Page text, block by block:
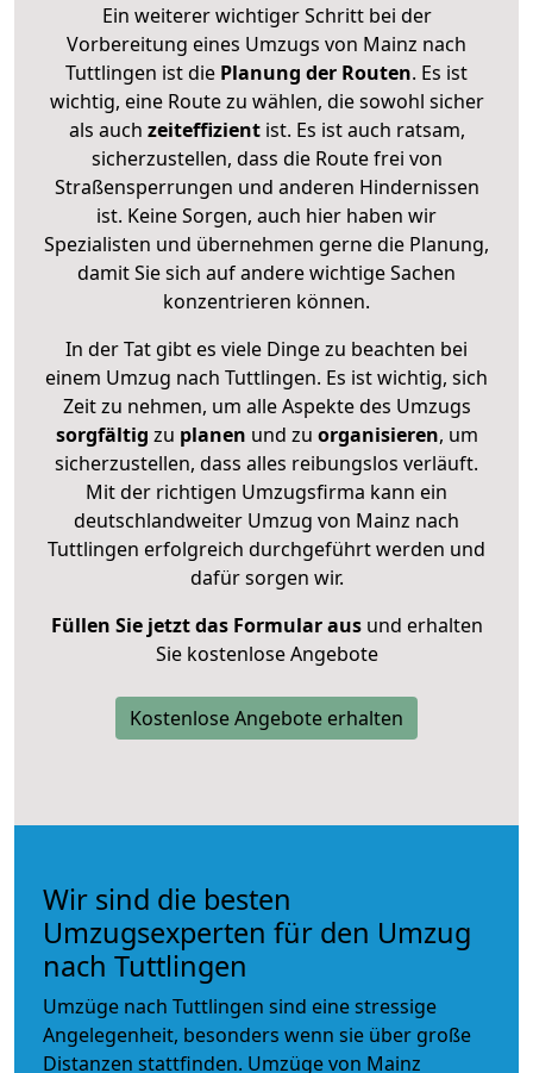
Ein weiterer wichtiger Schritt bei der
Vorbereitung eines Umzugs von Mainz nach
Tuttlingen ist die Planung der Routen. Es ist
wichtig, eine Route zu wählen, die sowohl sicher
als auch zeiteffizientist. Es ist auch ratsam,
sicherzustellen, dass die Route frei von
Straßensperrungen und anderen Hindernissen
ist. Keine Sorgen, auch hier haben wir
Spezialisten und übernehmen gerne die Planung,
damit Sie sich auf andere wichtige Sachen
konzentrieren können.
In der Tat gibt es viele Dinge zu beachten bei
einem Umzug nach Tuttlingen. Es ist wichtig, sich
Zeit zu nehmen, um alle Aspekte des Umzugs
sorgfältig zu planen und zu organisieren, um
sicherzustellen, dass alles reibungslos verläuft.
Mit der richtigen Umzugsfirma kann ein
deutschlandweiter Umzug von Mainz nach
Tuttlingen erfolgreich durchgeführt werden und
dafür sorgen wir.
Füllen Sie jetzt das Formular ausund erhalten
Sie kostenlose Angebote
Kostenlose Angebote erhalten
Wir sind die besten
Umzugsexperten für den Umzug
nach Tuttlingen
Umzüge nach Tuttlingen sind eine stressige
Angelegenheit, besonders wenn sie über große
Distanzen stattfinden. Umzüge von Mainz